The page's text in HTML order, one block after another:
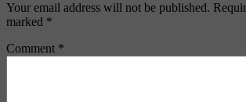
Your email address will not be published.
marked *
Comment *